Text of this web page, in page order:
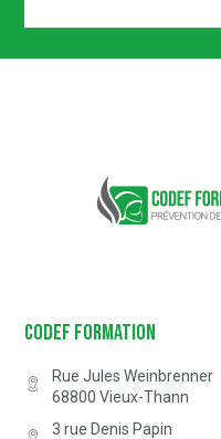
Certification n° 5619
Partenaire Marque Alsace
Codef Formation
Rue Jules Weinbrenner
68800 Vieux-Thann
3 rue Denis Papin